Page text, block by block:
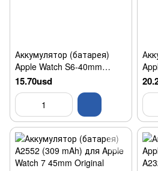
Аккумулятор (батарея)
Apple Watch S6-40mm
A2345 (265.9mAh) Original
15.70usd